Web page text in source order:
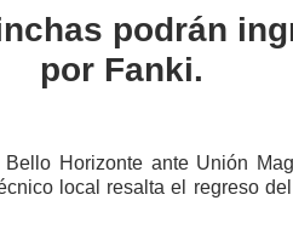
podrán
por Fanki.
Horizonte ante Unión
local resalta el regreso